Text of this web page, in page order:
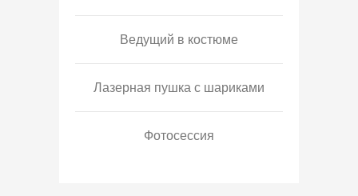
Ведущий в костюме
Лазерная пушка с шариками
Фотосессия